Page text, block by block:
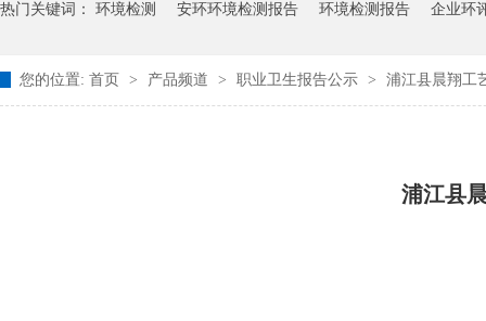
热门关键词： 环境检测 安环环境检测报告 环境检测报告 企业环
您的位置: 首页 > 产品频道 > 职业卫生报告公示 > 浦江县晨翔工
浦江县